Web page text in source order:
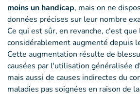
moins un handicap, mais on ne
données précises sur leur nombre
Ce qui est sûr, en revanche, c'est
considérablement augmenté depuis
Cette augmentation résulte de
causées par l'utilisation généralisée
mais aussi de causes indirectes du
maladies pas soignées en raison de